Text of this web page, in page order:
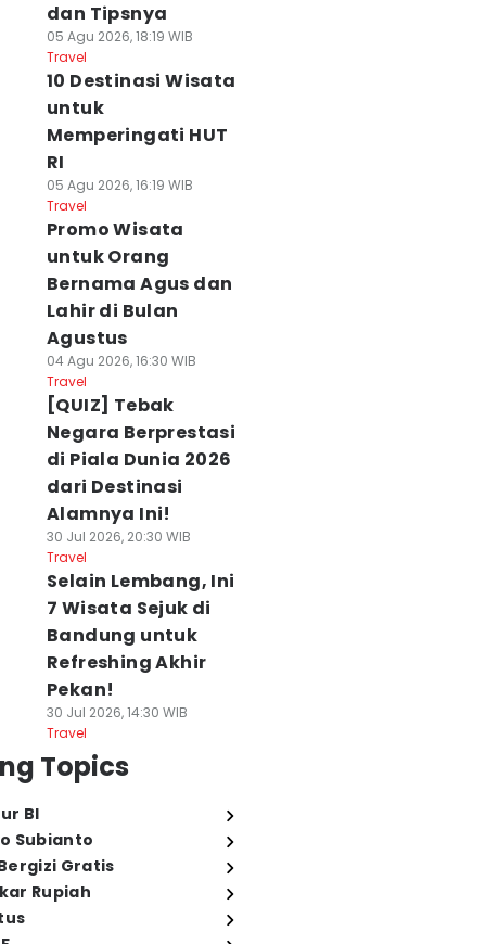
dan Tipsnya
05 Agu 2026, 18:19 WIB
Travel
10 Destinasi Wisata
untuk
Memperingati HUT
RI
05 Agu 2026, 16:19 WIB
Travel
Promo Wisata
untuk Orang
Bernama Agus dan
Lahir di Bulan
Agustus
04 Agu 2026, 16:30 WIB
Travel
[QUIZ] Tebak
Negara Berprestasi
di Piala Dunia 2026
dari Destinasi
Alamnya Ini!
30 Jul 2026, 20:30 WIB
Travel
Selain Lembang, Ini
7 Wisata Sejuk di
Bandung untuk
Refreshing Akhir
Pekan!
30 Jul 2026, 14:30 WIB
Travel
Topics
BI
Subianto
Gratis
Rupiah